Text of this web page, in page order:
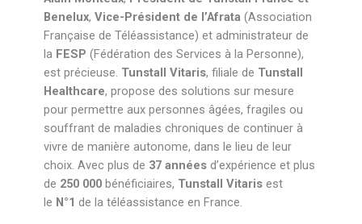
Benelux, Vice-Président de l’Afrata (Association
Française de Téléassistance) et administrateur de
la FESP (Fédération des Services à la Personne),
est précieuse. Tunstall Vitaris, filiale de Tunstall
Healthcare, propose des solutions sur mesure
pour permettre aux personnes âgées, fragiles ou
souffrant de maladies chroniques de continuer à
vivre de manière autonome, dans le lieu de leur
choix. Avec plus de 37 années d’expérience et plus
de 250 000 bénéficiaires, Tunstall Vitaris est
le N°1 de la téléassistance en France.